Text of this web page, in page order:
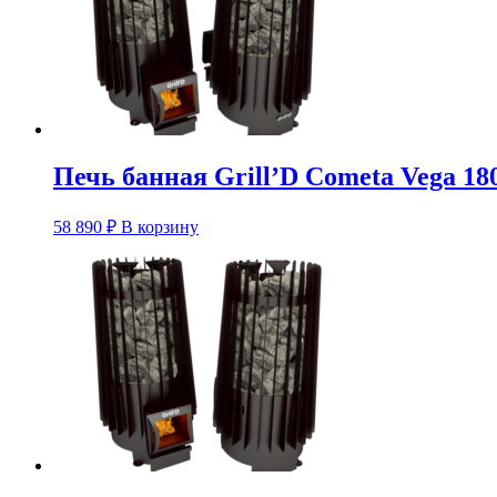
Печь банная Grill’D Cometa Vega
58 890 ₽ В корзину